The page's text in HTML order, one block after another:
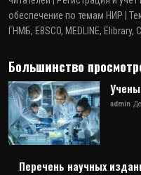
обеспечение по темам НИР |
ГНМБ, EBSCO, MEDLINE,
Большинство
admin
Перечень научных